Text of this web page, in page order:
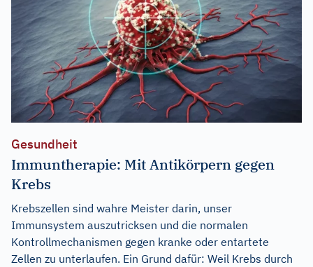
Gesundheit
Immuntherapie: Mit Antikörpern gegen
Krebs
Krebszellen sind wahre Meister darin, unser
Immunsystem auszutricksen und die normalen
Kontrollmechanismen gegen kranke oder entartete
Zellen zu unterlaufen. Ein Grund dafür: Weil Krebs durch